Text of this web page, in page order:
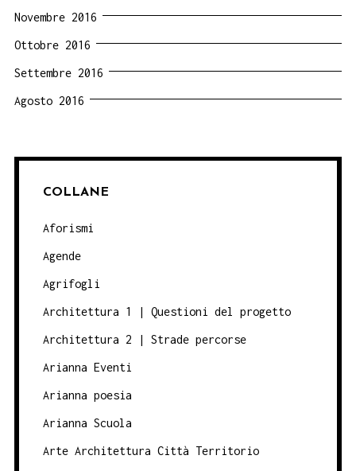
Novembre 2016
Ottobre 2016
Settembre 2016
Agosto 2016
COLLANE
Aforismi
Agende
Agrifogli
Architettura 1 | Questioni del progetto
Architettura 2 | Strade percorse
Arianna Eventi
Arianna poesia
Arianna Scuola
Arte Architettura Città Territorio